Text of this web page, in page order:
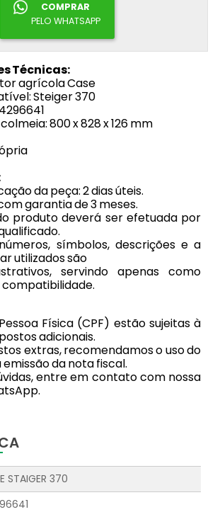
COMPRAR
PELO WHATSAPP
Técnicas:
agrícola Case
Steiger 370
800 x 828 x 126 mm
da peça: 2 dias úteis.
garantia de 3 meses.
produto deverá ser efetuada por
símbolos, descrições e a
utilizados são
servindo apenas como
Física (CPF) estão sujeitas à
adicionais.
extras, recomendamos o uso do
emissão da nota fiscal.
entre em contato com nossa
STAIGER 370